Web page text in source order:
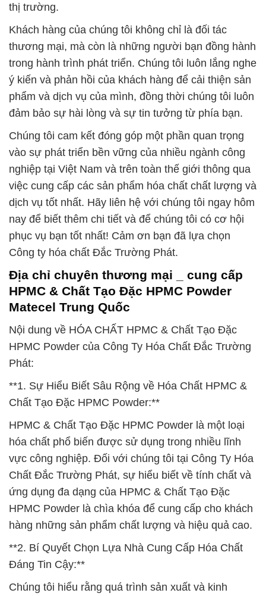
thị trường.
Khách hàng của chúng tôi không chỉ là đối tác
thương mại, mà còn là những người bạn đồng hành
trong hành trình phát triển. Chúng tôi luôn lắng nghe
ý kiến và phản hồi của khách hàng để cải thiện sản
phẩm và dịch vụ của mình, đồng thời chúng tôi luôn
đảm bảo sự hài lòng và sự tin tưởng từ phía bạn.
Chúng tôi cam kết đóng góp một phần quan trọng
vào sự phát triển bền vững của nhiều ngành công
nghiệp tại Việt Nam và trên toàn thế giới thông qua
việc cung cấp các sản phẩm hóa chất chất lượng và
dịch vụ tốt nhất. Hãy liên hệ với chúng tôi ngay hôm
nay để biết thêm chi tiết và để chúng tôi có cơ hội
phục vụ bạn tốt nhất! Cảm ơn bạn đã lựa chọn
Công ty hóa chất Đắc Trường Phát.
Địa chỉ chuyên thương mại _ cung cấp
HPMC & Chất Tạo Đặc HPMC Powder
Matecel Trung Quốc
Nội dung về HÓA CHẤT HPMC & Chất Tạo Đặc
HPMC Powder của Công Ty Hóa Chất Đắc Trường
Phát:
**1. Sự Hiểu Biết Sâu Rộng về Hóa Chất HPMC &
Chất Tạo Đặc HPMC Powder:**
HPMC & Chất Tạo Đặc HPMC Powder là một loại
hóa chất phổ biến được sử dụng trong nhiều lĩnh
vực công nghiệp. Đối với chúng tôi tại Công Ty Hóa
Chất Đắc Trường Phát, sự hiểu biết về tính chất và
ứng dụng đa dạng của HPMC & Chất Tạo Đặc
HPMC Powder là chìa khóa để cung cấp cho khách
hàng những sản phẩm chất lượng và hiệu quả cao.
**2. Bí Quyết Chọn Lựa Nhà Cung Cấp Hóa Chất
Đáng Tin Cậy:**
Chúng tôi hiểu rằng quá trình sản xuất và kinh